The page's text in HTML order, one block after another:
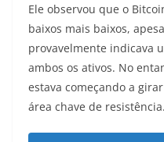
Ele observou que o
baixos mais baixos,
provavelmente indicava
ambos os ativos. No
estava começando a
área chave de resistência.